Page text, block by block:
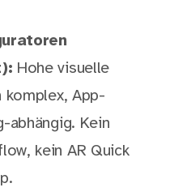
Hohe visuelle
komplex, App-
abhängig. Kein
kein AR Quick